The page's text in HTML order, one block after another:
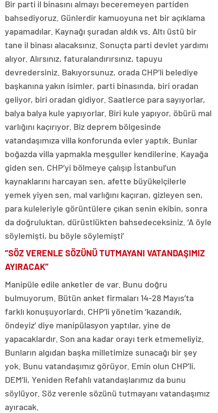
Bir parti il binasını almayı beceremeyen partiden
bahsediyoruz. Günlerdir kamuoyuna net bir açıklama
yapamadılar. Kaynağı şuradan aldık vs. Altı üstü bir
tane il binası alacaksınız. Sonuçta parti devlet yardımı
alıyor. Alırsınız, faturalandırırsınız, tapuyu
devredersiniz. Bakıyorsunuz, orada CHP’li belediye
başkanına yakın isimler, parti binasında, biri oradan
geliyor, biri oradan gidiyor. Saatlerce para sayıyorlar,
balya balya kule yapıyorlar. Biri kule yapıyor, öbürü mal
varlığını kaçırıyor. Biz deprem bölgesinde
vatandaşımıza villa konforunda evler yaptık. Bunlar
boğazda villa yapmakla meşguller kendilerine. Kayağa
giden sen, CHP’yi bölmeye çalışıp İstanbul’un
kaynaklarını harcayan sen, afette büyükelçilerle
yemek yiyen sen, mal varlığını kaçıran, gizleyen sen,
para kuleleriyle görüntülere çıkan senin ekibin, sonra
da doğruluktan, dürüstlükten bahsedeceksiniz. ‘A öyle
söylemişti, bu böyle söylemişti’
“SÖZ VERENLE SÖZÜNÜ TUTMAYANI VATANDAŞIMIZ
AYIRACAK”
Manipüle edile anketler de var. Bunu doğru
bulmuyorum. Bütün anket firmaları 14-28 Mayıs’ta
farklı konuşuyorlardı. CHP’li yönetim ‘kazandık,
öndeyiz’ diye manipülasyon yaptılar, yine de
yapacaklardır. Son ana kadar orayı terk etmemeliyiz.
Bunların algıdan başka milletimize sunacağı bir şey
yok. Bunu vatandaşımız görüyor. Emin olun CHP’li,
DEM’li, Yeniden Refahlı vatandaşlarımız da bunu
söylüyor. Söz verenle sözünü tutmayanı vatandaşımız
ayıracak.